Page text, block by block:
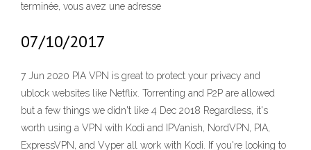
terminée, vous avez une adresse
07/10/2017
7 Jun 2020 PIA VPN is great to protect your privacy and
ublock websites like Netflix. Torrenting and P2P are allowed
but a few things we didn't like 4 Dec 2018 Regardless, it's
worth using a VPN with Kodi and IPVanish, NordVPN, PIA,
ExpressVPN, and Vyper all work with Kodi. If you're looking to